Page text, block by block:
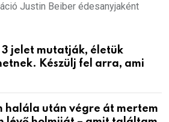
Justin Beiber édesanyjaként
3 jelet mutatják, életük
Készülj fel arra, ami
halála után végre át mertem